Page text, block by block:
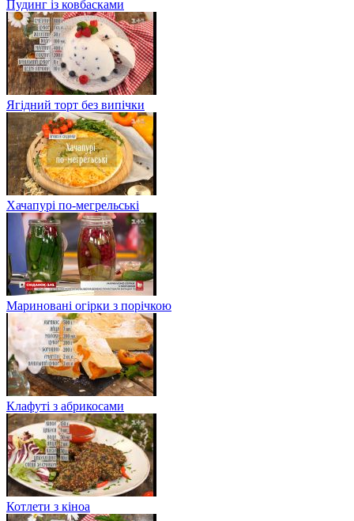
Пудинг із ковбасками
Ягідний торт без випічки
Хачапурі по-мегрельські
Мариновані огірки з порічкою
Клафуті з абрикосами
Котлети з кіноа